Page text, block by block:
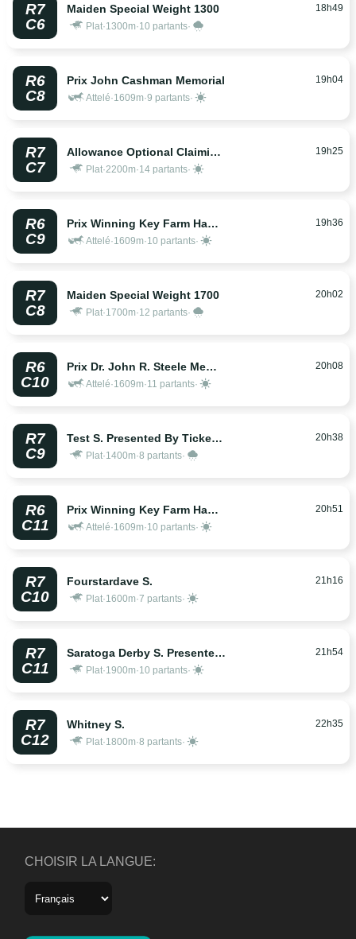
R7
C6
Maiden Special Weight 1300
18h49
Plat·1300m·10 partants·
R6
C8
Prix John Cashman Memorial
19h04
Attelé·1609m·9 partants·
R7
C7
Allowance Optional Claiming 2200
19h25
Plat·2200m·14 partants·
R6
C9
Prix Winning Key Farm Hambletonian Oaks
19h36
Attelé·1609m·10 partants·
R7
C8
Maiden Special Weight 1700
20h02
Plat·1700m·12 partants·
R6
C10
Prix Dr. John R. Steele Memorial
20h08
Attelé·1609m·11 partants·
R7
C9
Test S. Presented By Ticketmaster
20h38
Plat·1400m·8 partants·
R6
C11
Prix Winning Key Farm Hambletonian
20h51
Attelé·1609m·10 partants·
R7
C10
Fourstardave S.
21h16
Plat·1600m·7 partants·
R7
C11
Saratoga Derby S. Presented By Qatar Racing
21h54
Plat·1900m·10 partants·
R7
C12
Whitney S.
22h35
Plat·1800m·8 partants·
CHOISIR LA LANGUE: